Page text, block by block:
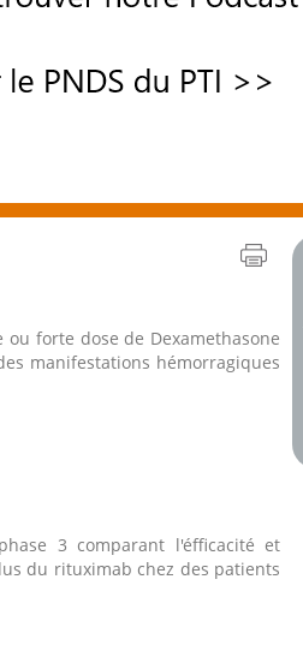
forte dose de Dexamethasone
manifestations hémorragiques
3 comparant l'éfficacité et
du rituximab chez des patients